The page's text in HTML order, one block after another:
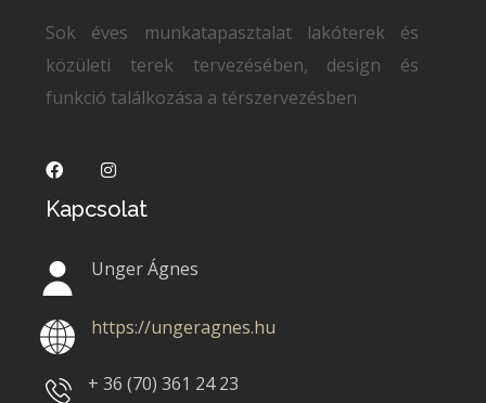
Sok éves munkatapasztalat lakóterek és
közületi terek tervezésében, design és
funkció találkozása a térszervezésben
Kapcsolat
Unger Ágnes
https://ungeragnes.hu
+ 36 (70)361 24 23